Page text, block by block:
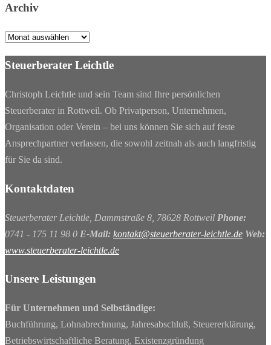
Archiv
Archiv
Steuerberater Leichtle
Christoph Leichtle und sein Team sind Ihre persönlichen
Steuerberater in Rottweil. Ob Privatperson, Unternehmen,
Organisation oder Verein – bei uns können Sie sich auf feste
Ansprechpartner verlassen, die sowohl zeitnah als auch langfristig
für Sie da sind.
Kontaktdaten
Steuerberater Leichtle, Dammstraße 8, 78628 Rottweil Phone:
0741 - 175 11 98 0 E-Mail: kontakt@steuerberater-leichtle.de Web:
www.steuerberater-leichtle.de
Unsere Leistungen
Für Unternehmen und Selbständige:
Buchführung, Lohnabrechnung, Jahresabschluß, Steuererklärung,
Betriebswirtschaftliche Beratung, Existenzgründung